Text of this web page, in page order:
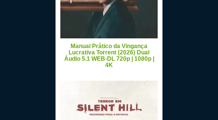
Manual Prático da Vingança
Lucrativa Torrent (2026) Dual
Áudio 5.1 WEB-DL 720p | 1080p |
4K